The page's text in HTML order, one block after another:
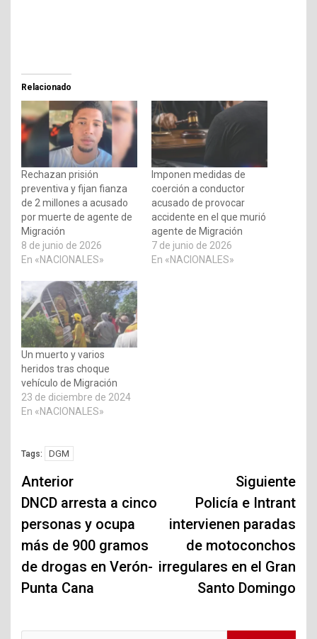
Relacionado
Rechazan prisión
preventiva y fijan fianza
de 2 millones a acusado
por muerte de agente de
Migración
8 de junio de 2026
En «NACIONALES»
Imponen medidas de
coerción a conductor
acusado de provocar
accidente en el que murió
agente de Migración
7 de junio de 2026
En «NACIONALES»
Un muerto y varios
heridos tras choque
vehículo de Migración
23 de diciembre de 2024
En «NACIONALES»
Tags: DGM
Navegación
de
entradas
Anterior
DNCD arresta a cinco
personas y ocupa
más de 900 gramos
de drogas en Verón-
Punta Cana
Siguiente
Policía e Intrant
intervienen paradas
de motoconchos
irregulares en el Gran
Santo Domingo